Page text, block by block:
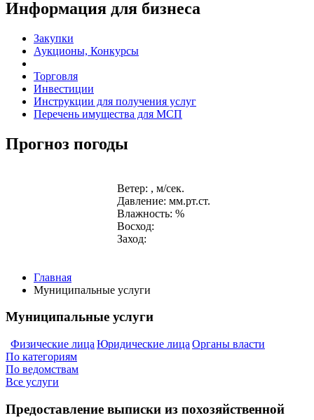
Информация для бизнеса
Закупки
Аукционы, Конкурсы
Торговля
Инвестиции
Инструкции для получения услуг
Перечень имущества для МСП
Прогноз погоды
Ветер: , м/сек.
Давление: мм.рт.ст.
Влажность: %
Восход:
Заход:
Главная
Муниципальные услуги
Муниципальные услуги
Физические лица Юридические лица Органы власти
По категориям
По ведомствам
Все услуги
Предоставление выписки из похозяйственной